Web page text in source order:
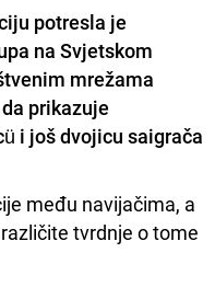
potresla je
na Svjetskom
mrežama
prikazuje
i još dvojicu saigrača
među navijačima, a
tvrdnje o tome